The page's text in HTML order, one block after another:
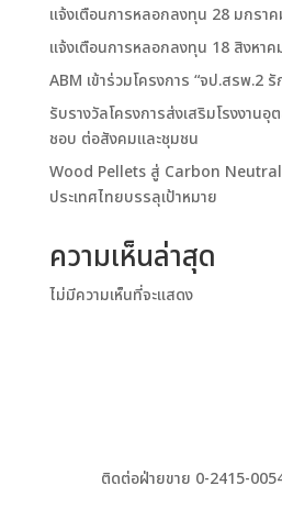
แจ้งเตือนการหลอกลงทุน 28 มกรา
แจ้งเตือนการหลอกลงทุน 18 สิงหา
ABM เข้าร่วมโครงการ “จป.สรพ.2
รับรางวัลโครงการส่งเสริมโรงงาน
ชอบ ต่อสังคมและชุมชน
Wood Pellets สู่ Carbon
ประเทศไทยบรรลุเป้าหมาย
ความเห็นล่าสุด
ไม่มีความเห็นที่จะแสดง
ติดต่อฝ่ายขาย 0-2415-